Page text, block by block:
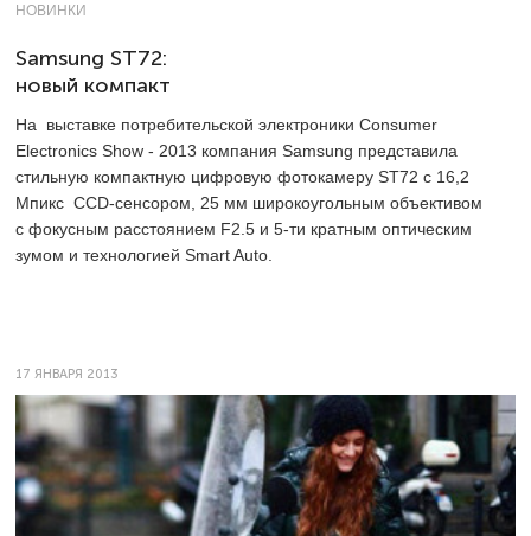
НОВИНКИ
Samsung ST72:
новый компакт
На выставке потребительской электроники Consumer
Electronics Show - 2013 компания Samsung представила
стильную компактную цифровую фотокамеру ST72 с 16,2
Мпикс CCD-сенсором, 25 мм широкоугольным объективом
с фокусным расстоянием F2.5 и 5-ти кратным оптическим
зумом и технологией Smart Auto.
17 ЯНВАРЯ 2013